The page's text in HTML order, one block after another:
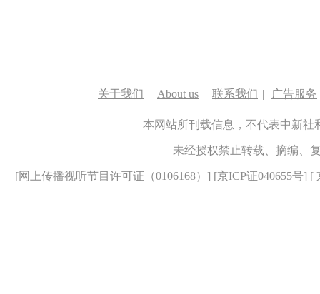
关于我们 | About us | 联系我们 | 广告服务
本网站所刊载信息，不代表中新
未经授权禁止转载、摘编、
[网上传播视听节目许可证（0106168） ] [京ICP证040655号] [